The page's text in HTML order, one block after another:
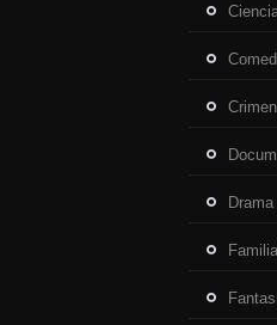
Crimen
Drama
Familia